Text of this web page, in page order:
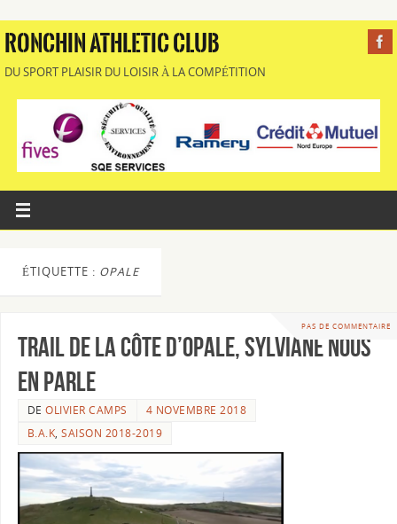
RONCHIN ATHLETIC CLUB
DU SPORT PLAISIR DU LOISIR À LA COMPÉTITION
ÉTIQUETTE : OPALE
PAS DE COMMENTAIRE
Trail de la Côte d’Opale, Sylviane nous
en parle
DEOLIVIER CAMPS
4 NOVEMBRE 2018
B.A.K,SAISON 2018-2019